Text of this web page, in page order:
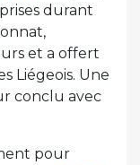
durant
et a offert
Liégeois. Une
conclu avec
pour